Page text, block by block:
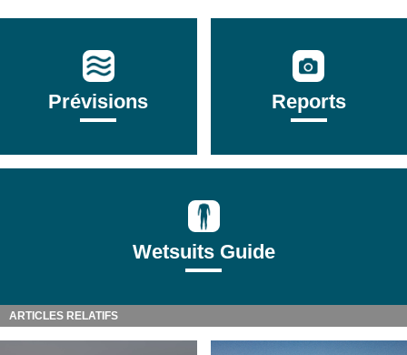
Prévisions Reports
Wetsuits Guide
ARTICLES RELATIFS